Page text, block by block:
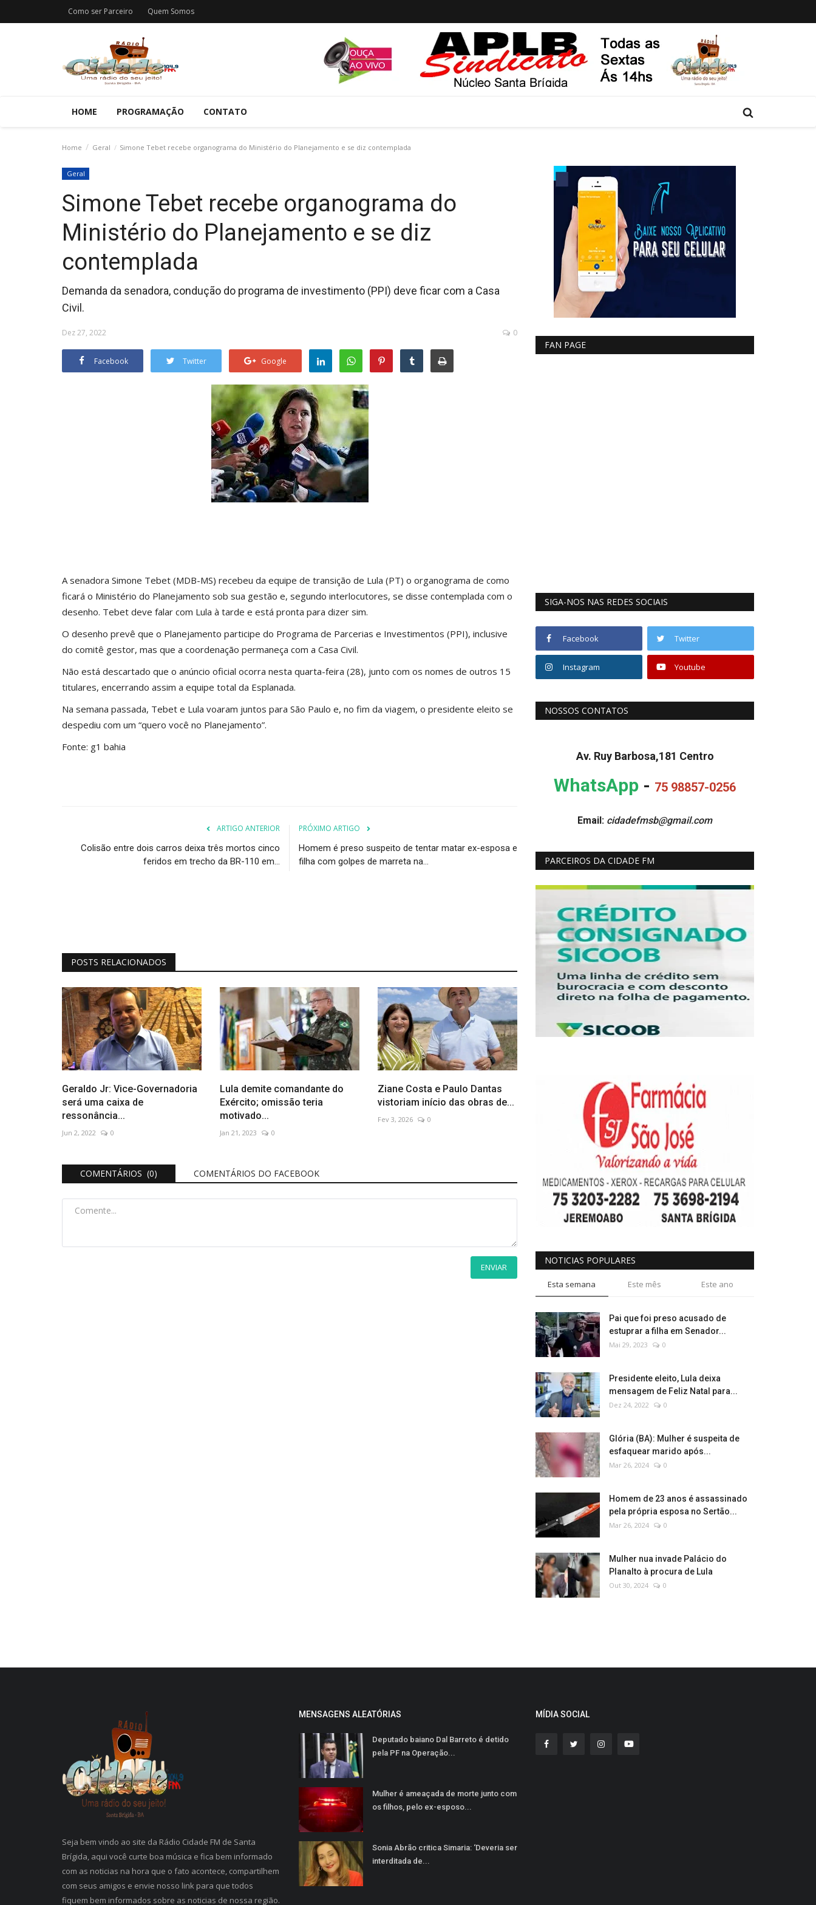
Como ser Parceiro Quem Somos
HOME PROGRAMAÇÃO CONTATO
Home Geral Simone Tebet recebe organograma do Ministério do Planejamento e se diz contemplada
Geral
Simone Tebet recebe organograma do
Ministério do Planejamento e se diz
contemplada
Demanda da senadora, condução do programa de investimento (PPI) deve ficar com a Casa
Civil.
Dez 27, 2022 0
Facebook Twitter Google
A senadora Simone Tebet (MDB-MS) recebeu da equipe de transição de Lula (PT) o organograma de como
ficará o Ministério do Planejamento sob sua gestão e, segundo interlocutores, se disse contemplada com o
desenho. Tebet deve falar com Lula à tarde e está pronta para dizer sim.
O desenho prevê que o Planejamento participe do Programa de Parcerias e Investimentos (PPI), inclusive
do comitê gestor, mas que a coordenação permaneça com a Casa Civil.
Não está descartado que o anúncio oficial ocorra nesta quarta-feira (28), junto com os nomes de outros 15
titulares, encerrando assim a equipe total da Esplanada.
Na semana passada, Tebet e Lula voaram juntos para São Paulo e, no fim da viagem, o presidente eleito se
despediu com um “quero você no Planejamento”.
Fonte: g1 bahia
ARTIGO ANTERIOR
Colisão entre dois carros deixa três mortos cinco
feridos em trecho da BR-110 em...
PRÓXIMO ARTIGO
Homem é preso suspeito de tentar matar ex-esposa e
filha com golpes de marreta na...
POSTS RELACIONADOS
Geraldo Jr: Vice-Governadoria
será uma caixa de
ressonância...
Jun 2, 2022 0
Lula demite comandante do
Exército; omissão teria
motivado...
Jan 21, 2023 0
Ziane Costa e Paulo Dantas
vistoriam início das obras de...
Fev 3, 2026 0
COMENTÁRIOS (0) COMENTÁRIOS DO FACEBOOK
ENVIAR
FAN PAGE
SIGA-NOS NAS REDES SOCIAIS
Facebook Twitter
Instagram Youtube
NOSSOS CONTATOS
Av. Ruy Barbosa,181 Centro
WhatsApp - 75 98857-0256
Email: cidadefmsb@gmail.com
PARCEIROS DA CIDADE FM
NOTICIAS POPULARES
Esta semana Este mês Este ano
Pai que foi preso acusado de
estuprar a filha em Senador...
Mai 29, 2023 0
Presidente eleito, Lula deixa
mensagem de Feliz Natal para...
Dez 24, 2022 0
Glória (BA): Mulher é suspeita de
esfaquear marido após...
Mar 26, 2024 0
Homem de 23 anos é assassinado
pela própria esposa no Sertão...
Mar 26, 2024 0
Mulher nua invade Palácio do
Planalto à procura de Lula
Out 30, 2024 0
Seja bem vindo ao site da Rádio Cidade FM de Santa
Brígida, aqui você curte boa música e fica bem informado
com as noticias na hora que o fato acontece, compartilhem
com seus amigos e envie nosso link para que todos
fiquem bem informados sobre as noticias de nossa região.
MENSAGENS ALEATÓRIAS
Deputado baiano Dal Barreto é detido
pela PF na Operação...
Mulher é ameaçada de morte junto com
os filhos, pelo ex-esposo...
Sonia Abrão critica Simaria: ‘Deveria ser
interditada de...
MÍDIA SOCIAL